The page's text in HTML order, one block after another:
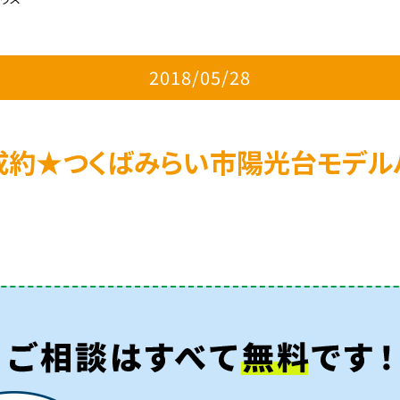
2018/05/28
★つくばみらい市陽光台モデル